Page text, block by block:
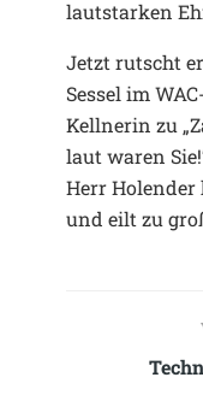
lautstarken
Jetzt rutscht
Sessel im
Kellnerin zu
laut waren
Herr Holender
und eilt zu